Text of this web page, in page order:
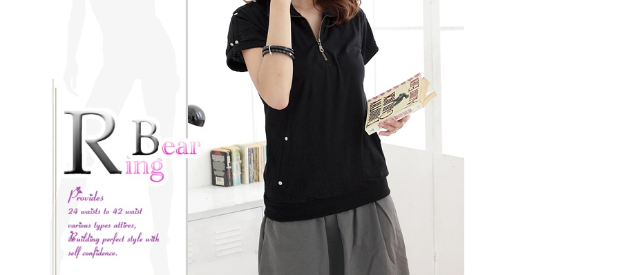
即時審查核予不同之上限額度；若仍有額度不足之情形，本公司將視審查
結果請求用戶進行身份認證。
５．嚴禁一人註冊多個帳號或使用他人資訊註冊。若發現惡意使用之情
形，恩沛科技股份有限公司將有權停止該用戶之使用額度並採取法律行
動。